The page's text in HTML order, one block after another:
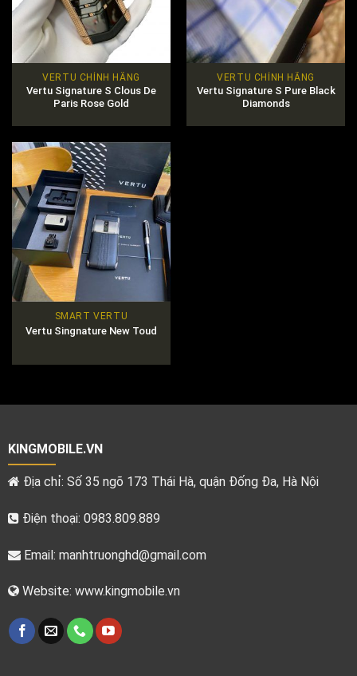
VERTU CHÍNH HÃNG
Vertu Signature S Clous De
Paris Rose Gold
VERTU CHÍNH HÃNG
Vertu Signature S Pure Black
Diamonds
SMART VERTU
Vertu Singnature New Toud
KINGMOBILE.VN
Địa chỉ: Số 35 ngõ 173 Thái Hà, quận Đống Đa, Hà Nội
Điện thoại: 0983.809.889
Email: manhtruonghd@gmail.com
Website: www.kingmobile.vn